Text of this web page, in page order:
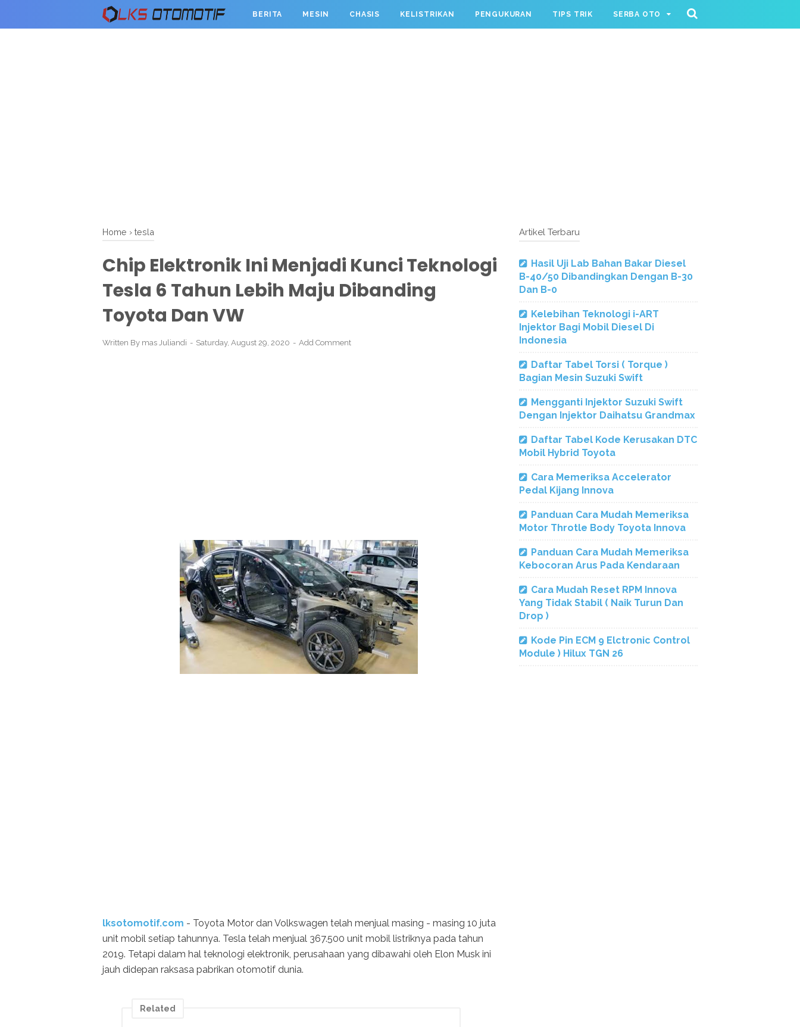
BERITA MESIN CHASIS KELISTRIKAN PENGUKURAN TIPS TRIK SERBA OTO
Home › tesla
Chip Elektronik Ini Menjadi Kunci Teknologi
Tesla 6 Tahun Lebih Maju Dibanding
Toyota Dan VW
Written By mas Juliandi Saturday, August 29, 2020 Add Comment
lksotomotif.com - Toyota Motor dan Volkswagen telah menjual masing - masing 10 juta
unit mobil setiap tahunnya. Tesla telah menjual 367.500 unit mobil listriknya pada tahun
2019. Tetapi dalam hal teknologi elektronik, perusahaan yang dibawahi oleh Elon Musk ini
jauh didepan raksasa pabrikan otomotif dunia.
Related
Artikel Terbaru
Hasil Uji Lab Bahan Bakar Diesel
B-40/50 Dibandingkan Dengan B-30
Dan B-0
Kelebihan Teknologi i-ART
Injektor Bagi Mobil Diesel Di
Indonesia
Daftar Tabel Torsi ( Torque )
Bagian Mesin Suzuki Swift
Mengganti Injektor Suzuki Swift
Dengan Injektor Daihatsu Grandmax
Daftar Tabel Kode Kerusakan DTC
Mobil Hybrid Toyota
Cara Memeriksa Accelerator
Pedal Kijang Innova
Panduan Cara Mudah Memeriksa
Motor Throtle Body Toyota Innova
Panduan Cara Mudah Memeriksa
Kebocoran Arus Pada Kendaraan
Cara Mudah Reset RPM Innova
Yang Tidak Stabil ( Naik Turun Dan
Drop )
Kode Pin ECM 9 Elctronic Control
Module ) Hilux TGN 26